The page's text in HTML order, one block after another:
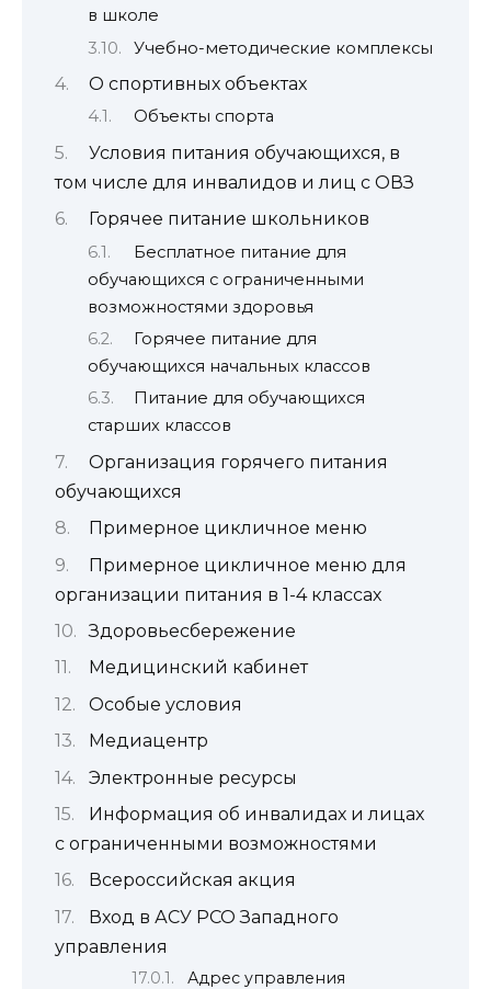
в школе
Учебно-методические комплексы
О спортивных объектах
Объекты спорта
Условия питания обучающихся, в
том числе для инвалидов и лиц с ОВЗ
Горячее питание школьников
Бесплатное питание для
обучающихся с ограниченными
возможностями здоровья
Горячее питание для
обучающихся начальных классов
Питание для обучающихся
старших классов
Организация горячего питания
обучающихся
Примерное цикличное меню
Примерное цикличное меню для
организации питания в 1-4 классах
Здоровьесбережение
Медицинский кабинет
Особые условия
Медиацентр
Электронные ресурсы
Информация об инвалидах и лицах
с ограниченными возможностями
Всероссийская акция
Вход в АСУ РСО Западного
управления
Адрес управления